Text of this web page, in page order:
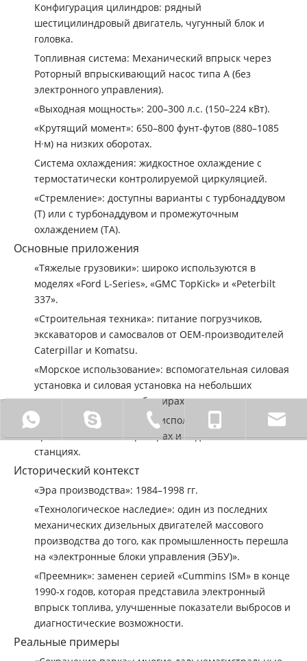
‌Конфигурация цилиндров‌: рядный
шестицилиндровый двигатель, чугунный блок и
головка.
‌Топливная система‌: Механический впрыск через
‌Роторный впрыскивающий насос типа А‌ (без
электронного управления).
«Выходная мощность»: 200–300 л.с. (150–224 кВт).
«Крутящий момент»: 650–800 фунт-футов (880–1085
Н·м) на низких оборотах.
‌Система охлаждения‌: жидкостное охлаждение с
термостатически контролируемой циркуляцией.
«Стремление»: доступны варианты с турбонаддувом
(T) или с турбонаддувом и промежуточным
охлаждением (TA).
Основные приложения
«Тяжелые грузовики»: широко используются в
моделях «Ford L-Series», «GMC TopKick» и «Peterbilt
337».
«Строительная техника»: питание погрузчиков,
экскаваторов и самосвалов от OEM-производителей
Caterpillar и Komatsu.
«Морское использование»: вспомогательная силовая
установка и силовая установка на небольших
коммерческих судах и буксирах.
«Стационарная энергия»: используется в
промышленных генераторах и водонасосных
станциях.
Исторический контекст
«Эра производства»: 1984–1998 гг.
«Технологическое наследие»: один из последних
механических дизельных двигателей массового
производства до того, как промышленность перешла
на «электронные блоки управления (ЭБУ)».
«Преемник»: заменен серией «Cummins ISM» в конце
1990-х годов, которая представила электронный
впрыск топлива, улучшенные показатели выбросов и
диагностические возможности.
Реальные примеры
0086 18772211931Sinocaowei. 0086-710-2828838.
0086 -